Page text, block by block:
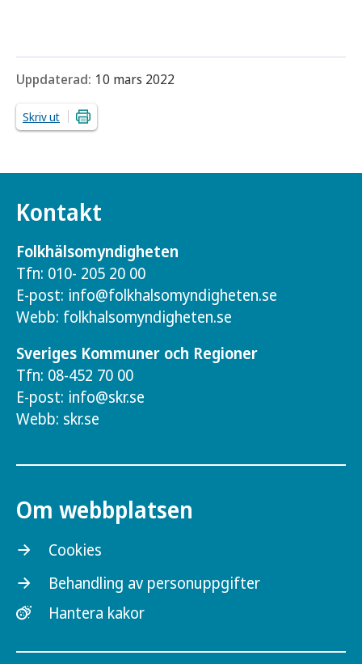
Uppdaterad: 10 mars 2022
Skriv ut
Kontakt
Folkhälsomyndigheten
Tfn: 010- 205 20 00
E-post: info@folkhalsomyndigheten.se
Webb: folkhalsomyndigheten.se
Sveriges Kommuner och Regioner
Tfn: 08-452 70 00
E-post: info@skr.se
Webb: skr.se
Om webbplatsen
Cookies
Behandling av personuppgifter
Hantera kakor